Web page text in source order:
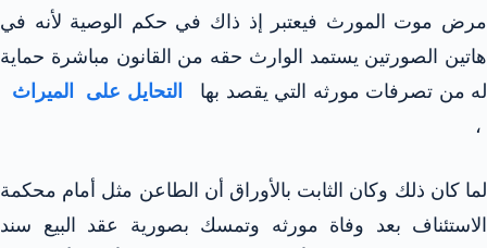
مرض موت المورث فيعتبر إذ ذاك في حكم الوصية لأنه في
هاتين الصورتين يستمد الوارث حقه من القانون مباشرة حماية
له من تصرفات مورثه التي يقصد بها
التحايل على الميراث
،
لما كان ذلك وكان الثابت بالأوراق أن الطاعن مثل أمام محكمة
الاستئناف بعد وفاة مورثه وتمسك بصورية عقد البيع سند